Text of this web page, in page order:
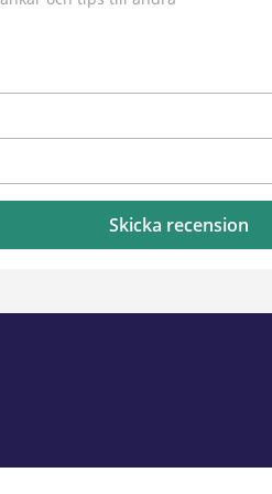
Skicka recension